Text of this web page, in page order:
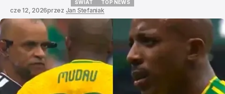
ŚWIAT TOP NEWS
cze 12, 2026przez Jan Stefaniak